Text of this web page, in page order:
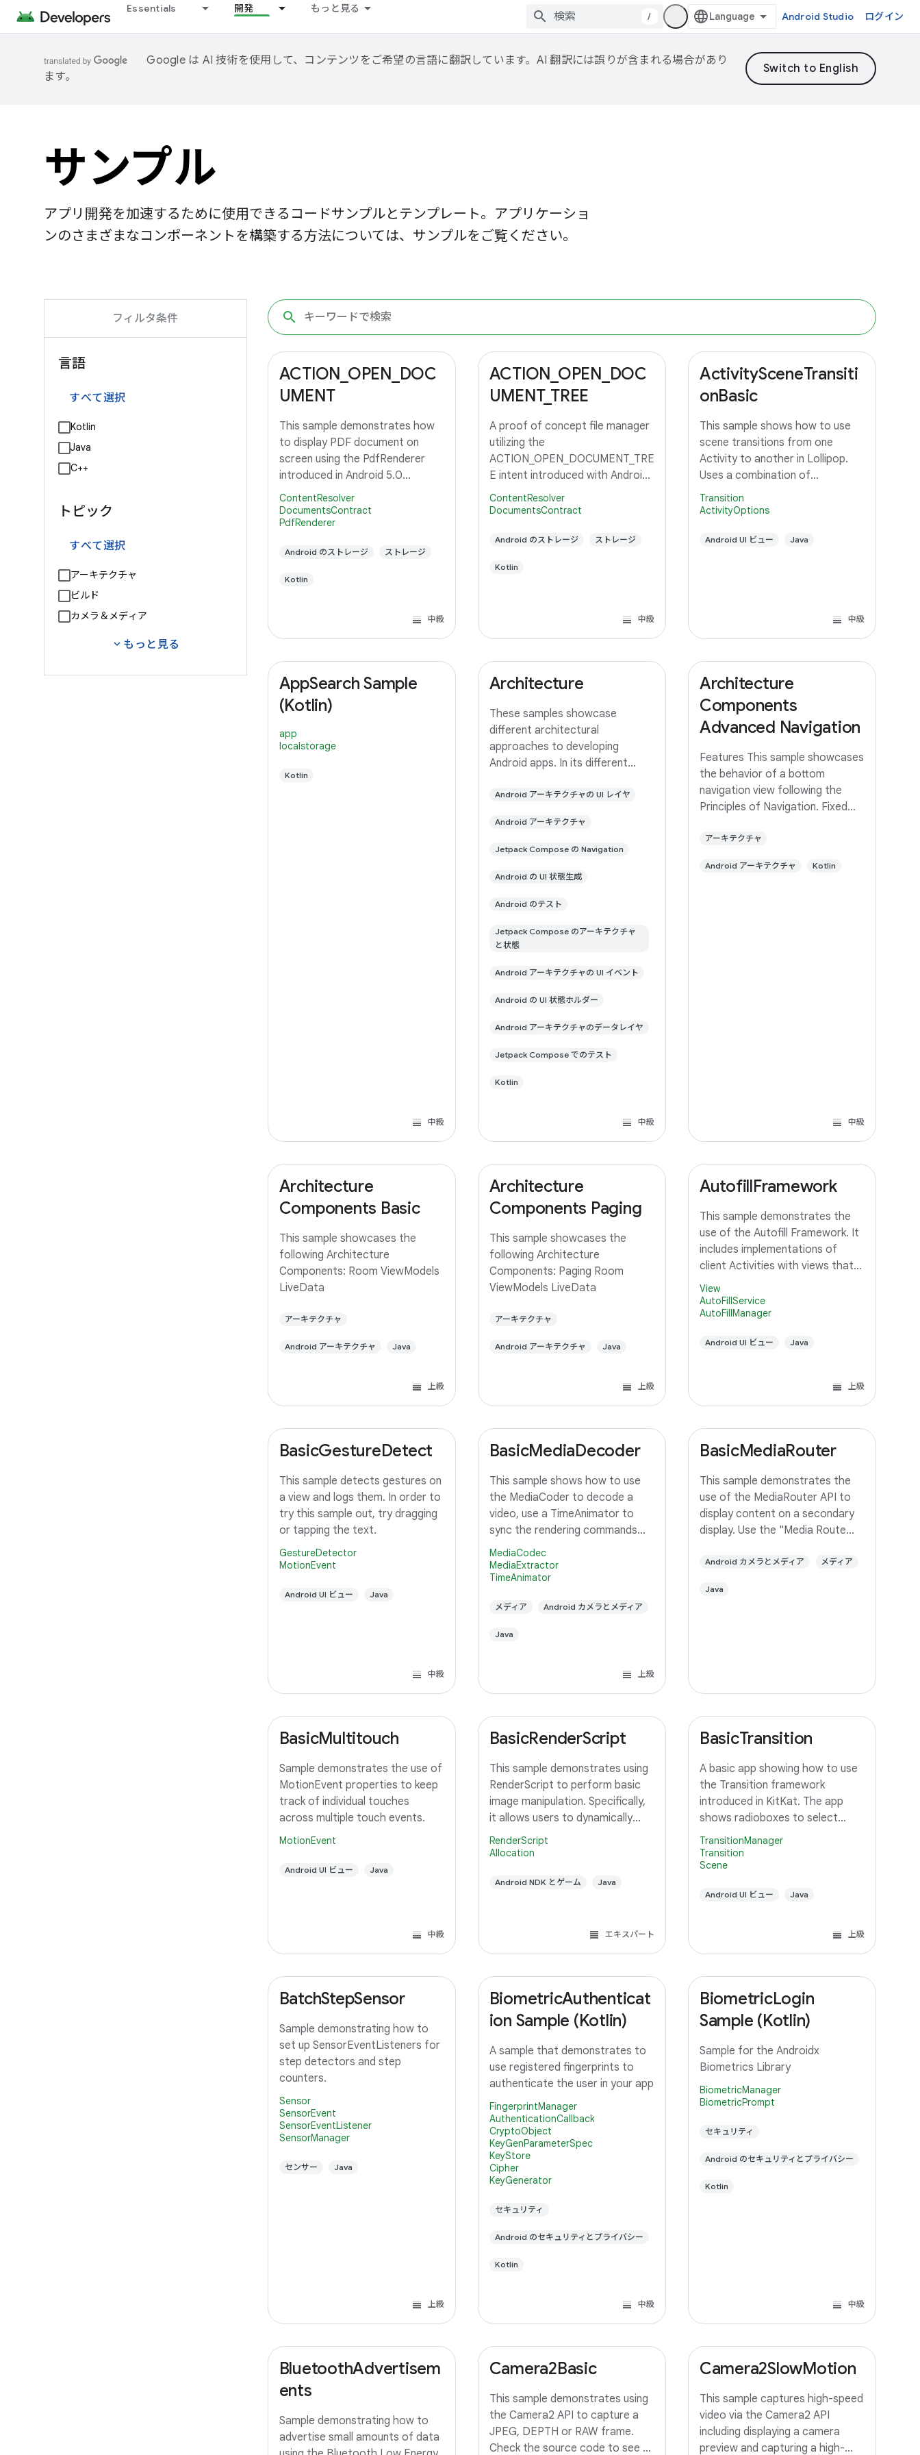
Essentials 開発 もっと見る
/ Android Studio ログイン
Google は AI 技術を使用して、コンテンツをご希望の言語に翻訳しています。AI 翻訳には誤りが含まれる場合があり
ます。
サンプル
アプリ開発を加速するために使用できるコードサンプルとテンプレート。アプリケーショ
ンのさまざまなコンポーネントを構築する方法については、サンプルをご覧ください。
フィルタ条件
言語
すべて選択
Kotlin
Java
C++
トピック
すべて選択
アーキテクチャ
ビルド
カメラ＆メディア
expand_more もっと見る
ACTION_OPEN_DOC
UMENT
This sample demonstrates how
to display PDF document on
screen using the PdfRenderer
introduced in Android 5.0
Lollipop.
ContentResolver
DocumentsContract
PdfRenderer
Android のストレージ ストレージ
Kotlin
中級
ACTION_OPEN_DOC
UMENT_TREE
A proof of concept file manager
utilizing the
ACTION_OPEN_DOCUMENT_TRE
E intent introduced with Android
5.0, API level 21.
ContentResolver
DocumentsContract
Android のストレージ ストレージ
Kotlin
中級
ActivitySceneTransiti
onBasic
This sample shows how to use
scene transitions from one
Activity to another in Lollipop.
Uses a combination of
changeImageTransform and
changeBounds to transition a
a large image and detail text.
Transition
ActivityOptions
Android UI ビュー Java
中級
AppSearch Sample
(Kotlin)
app
localstorage
Kotlin
中級
Architecture
These samples showcase
different architectural
approaches to developing
Android apps. In its different
(a TODO app) implemented with
you'll find: User Interface built
with Jetpack
Android アーキテクチャの UI レイヤ
Android アーキテクチャ
Jetpack Compose の Navigation
Android の UI 状態生成
Android のテスト
Jetpack Compose のアーキテクチャ
と状態
Android アーキテクチャの UI イベント
Android の UI 状態ホルダー
Android アーキテクチャのデータレイヤ
Jetpack Compose でのテスト
Kotlin
中級
Architecture
Components
Advanced Navigation
Features This sample showcases
the behavior of a bottom
navigation view following the
Principles of Navigation. Fixed
state should be represented via
button never exits your app Up
アーキテクチャ
Android アーキテクチャ Kotlin
中級
Architecture
Components Basic
This sample showcases the
following Architecture
Components: Room ViewModels
LiveData
アーキテクチャ
Android アーキテクチャ Java
上級
Architecture
Components Paging
This sample showcases the
following Architecture
Components: Paging Room
ViewModels LiveData
アーキテクチャ
Android アーキテクチャ Java
上級
AutofillFramework
This sample demonstrates the
use of the Autofill Framework. It
includes implementations of
client Activities with views that
should be autofilled, and a
Service that can provide autofill
data to client Activities.
View
AutoFillService
AutoFillManager
Android UI ビュー Java
上級
BasicGestureDetect
This sample detects gestures on
a view and logs them. In order to
try this sample out, try dragging
or tapping the text.
GestureDetector
MotionEvent
Android UI ビュー Java
中級
BasicMediaDecoder
This sample shows how to use
the MediaCoder to decode a
video, use a TimeAnimator to
sync the rendering commands
with the system display frame
rendering and finally render it to a
TextureView.
MediaCodec
MediaExtractor
TimeAnimator
メディア Android カメラとメディア
Java
上級
BasicMediaRouter
This sample demonstrates the
use of the MediaRouter API to
display content on a secondary
display. Use the "Media Route
select an output device. If your
wireless displays, you may need
Android カメラとメディア メディア
Java
BasicMultitouch
Sample demonstrates the use of
MotionEvent properties to keep
track of individual touches
across multiple touch events.
MotionEvent
Android UI ビュー Java
中級
BasicRenderScript
This sample demonstrates using
RenderScript to perform basic
image manipulation. Specifically,
it allows users to dynamically
adjust the saturation for an
image using a slider. A custom
saturation adjustment, running
RenderScript
Allocation
Android NDK とゲーム Java
エキスパート
BasicTransition
A basic app showing how to use
the Transition framework
introduced in KitKat. The app
shows radioboxes to select
between different Scenes, and
uses various ways to transition
between them.
TransitionManager
Transition
Scene
Android UI ビュー Java
上級
BatchStepSensor
Sample demonstrating how to
set up SensorEventListeners for
step detectors and step
counters.
Sensor
SensorEvent
SensorEventListener
SensorManager
センサー Java
上級
BiometricAuthenticat
ion Sample (Kotlin)
A sample that demonstrates to
use registered fingerprints to
authenticate the user in your app
FingerprintManager
AuthenticationCallback
CryptoObject
KeyGenParameterSpec
KeyStore
Cipher
KeyGenerator
セキュリティ
Android のセキュリティとプライバシー
Kotlin
中級
BiometricLogin
Sample (Kotlin)
Sample for the Androidx
Biometrics Library
BiometricManager
BiometricPrompt
セキュリティ
Android のセキュリティとプライバシー
Kotlin
中級
BluetoothAdvertisem
ents
Sample demonstrating how to
advertise small amounts of data
Camera2Basic
This sample demonstrates using
the Camera2 API to capture a
JPEG, DEPTH or RAW frame.
Check the source code to see a
Camera2SlowMotion
This sample captures high-speed
video via the Camera2 API
including displaying a camera
preview and capturing a high-